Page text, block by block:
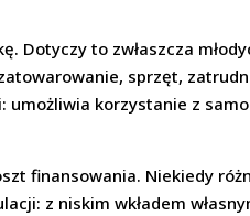
Dotyczy to zwłaszcza
sprzęt,
umożliwia korzystanie z
finansowania. Niekiedy
z niskim wkładem